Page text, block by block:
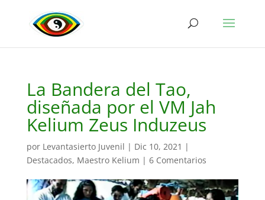
La Bandera del Tao,
diseñada por el VM Jah
Kelium Zeus Induzeus
por Levantasierto Juvenil | Dic 10, 2021 |
Destacados, Maestro Kelium | 6 Comentarios